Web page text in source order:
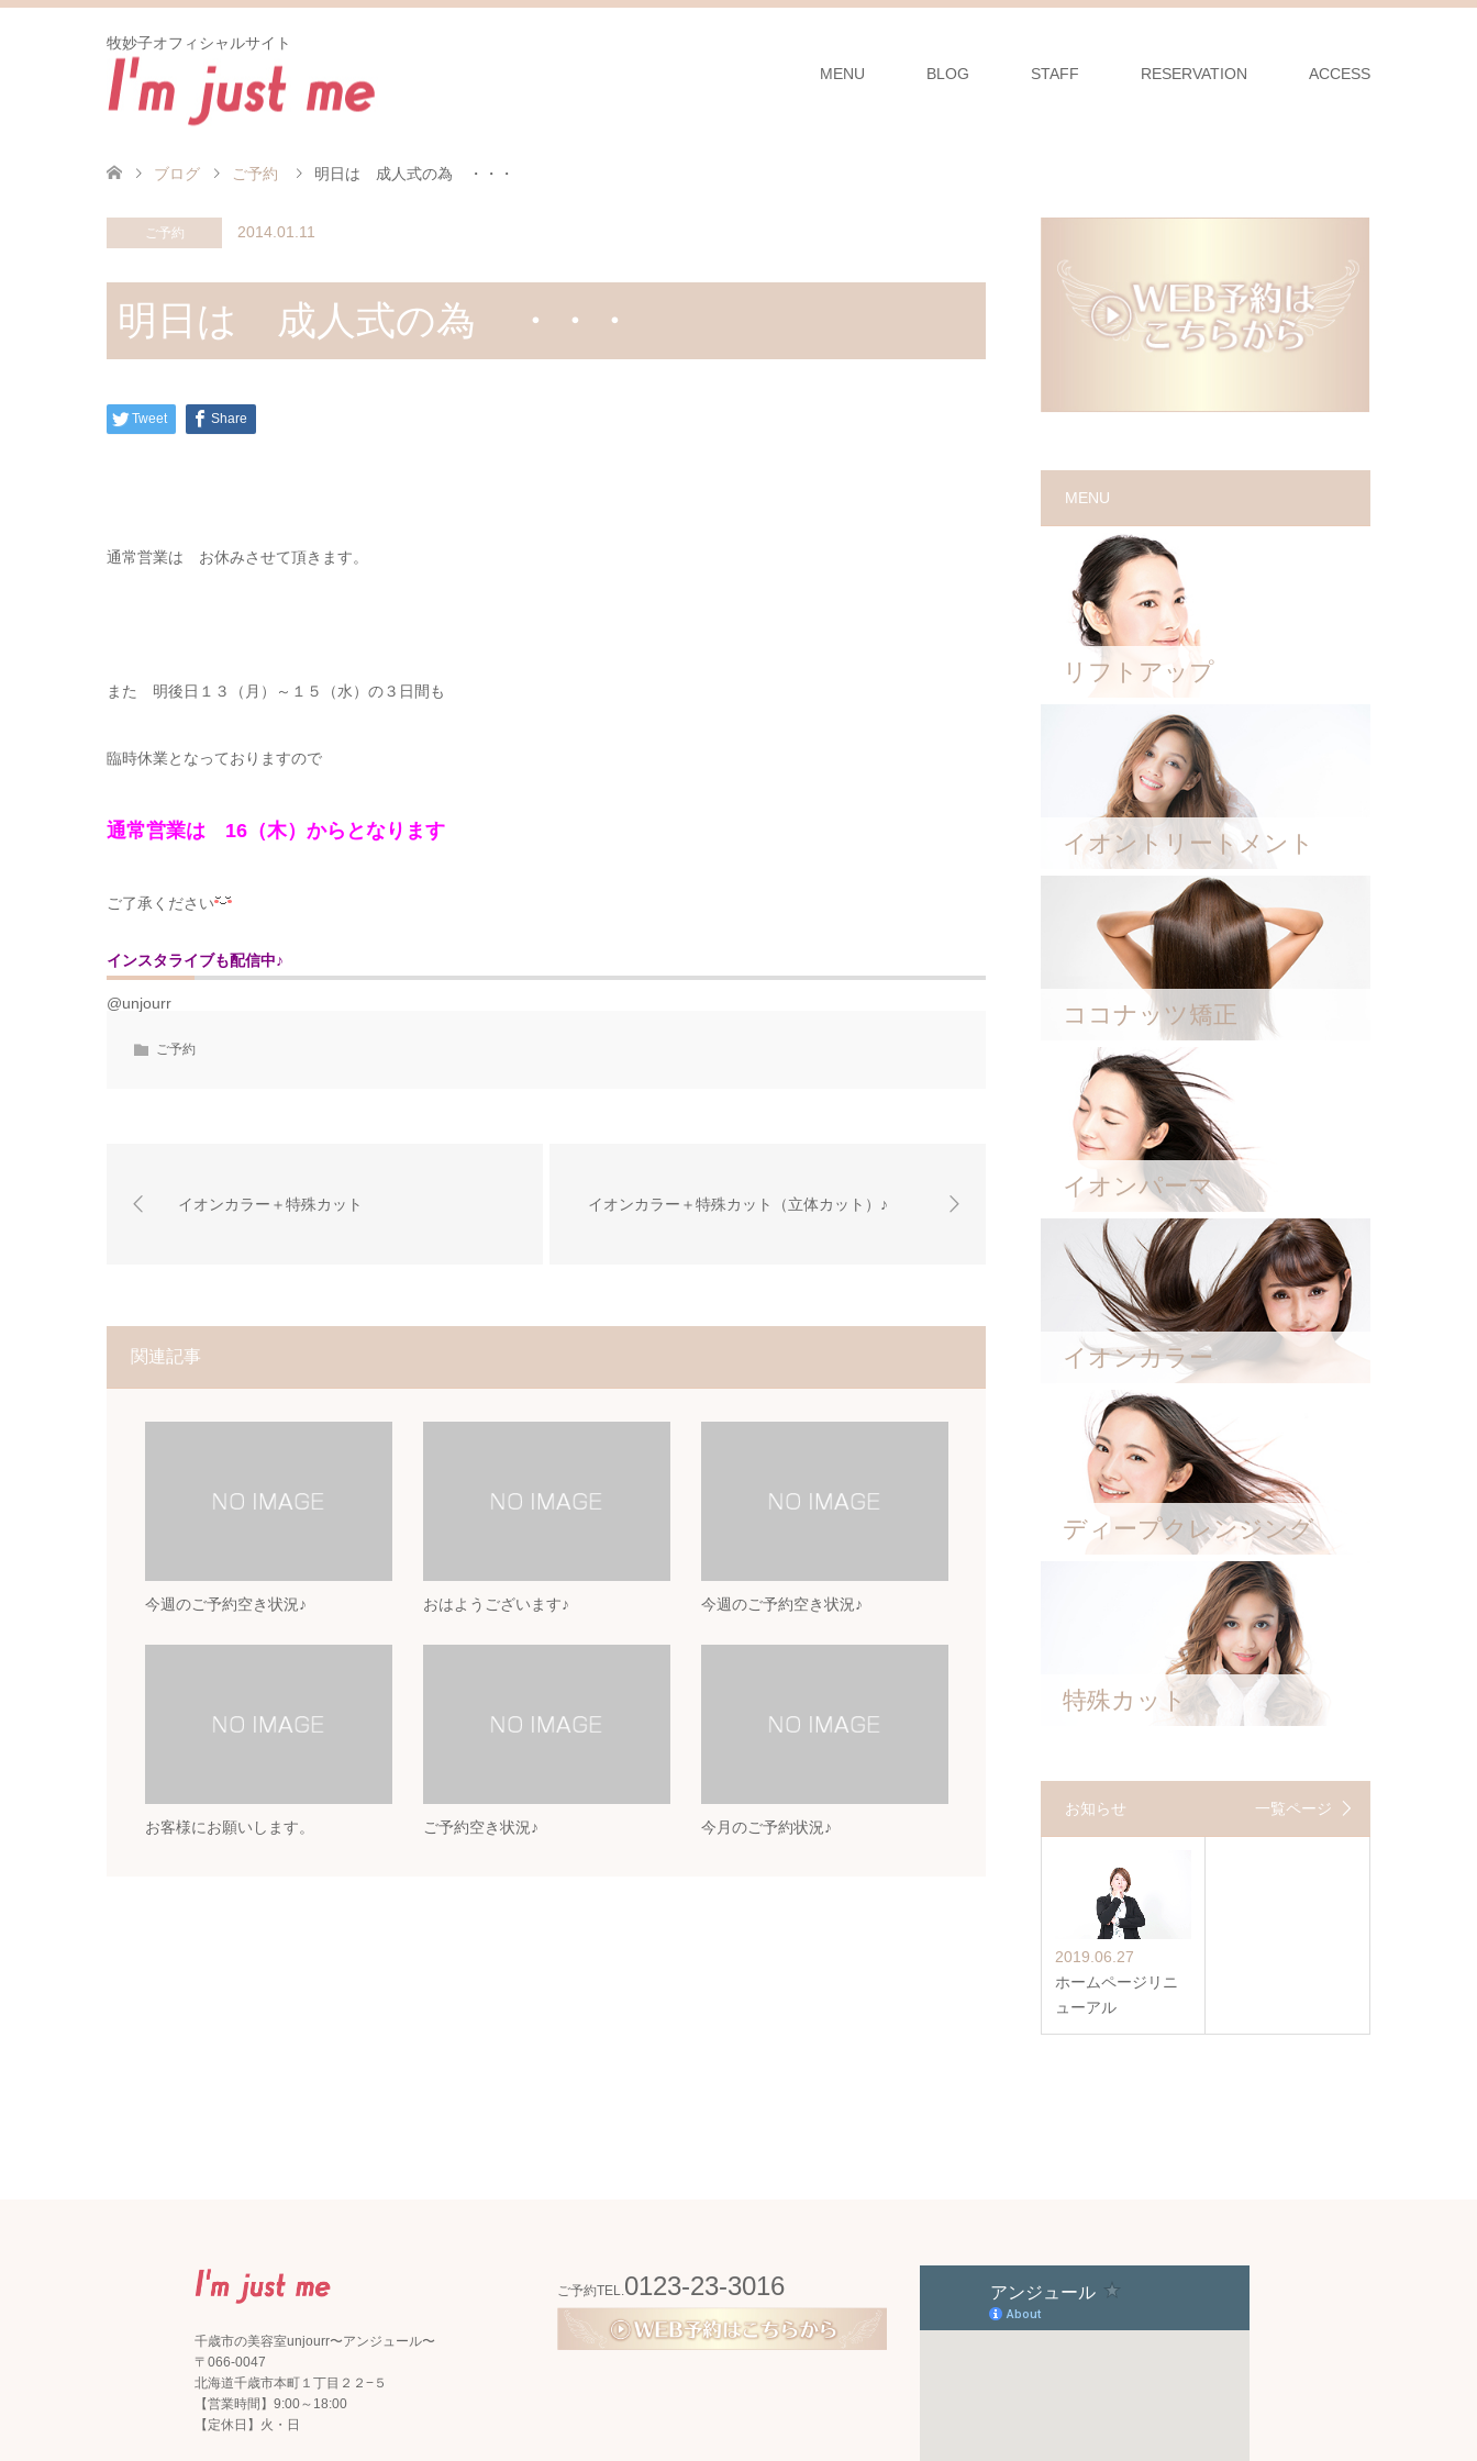
牧妙子オフィシャルサイト
MENU
BLOG STAFF RESERVATION ACCESS
ブログ ご予約 明日は 成人式の為 ・・・
ご予約 2014.01.11
明日は 成人式の為 ・・・
Tweet Share
通常営業は お休みさせて頂きます。
また 明後日１３（月）～１５（水）の３日間も
臨時休業となっておりますので
通常営業は 16（木）からとなります
ご了承ください
インスタライブも配信中♪
@unjourr
ご予約
イオンカラー＋特殊カット イオンカラー＋特殊カット（立体カット）♪
関連記事
今週のご予約空き状況♪ おはようございます♪ 今週のご予約空き状況♪
お客様にお願いします。 ご予約空き状況♪ 今月のご予約状況♪
MENU
リフトアップ
イオントリートメント
ココナッツ矯正
イオンパーマ
イオンカラー
ディープクレンジング
特殊カット
お知らせ 一覧ページ
2019.06.27
ホームページリニ
ューアル
千歳市の美容室unjourr〜アンジュール〜
〒066-0047
北海道千歳市本町１丁目２２−５
【営業時間】9:00～18:00
【定休日】火・日
ご予約TEL. 0123-23-3016